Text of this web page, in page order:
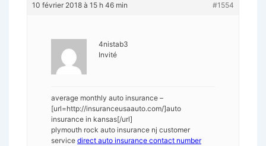
10 février 2018 à 15 h 46 min #1554
4nistab3
Invité
average monthly auto insurance –
[url=http://insuranceusaauto.com/]auto
insurance in kansas[/url]
plymouth rock auto insurance nj customer
service direct auto insurance contact number